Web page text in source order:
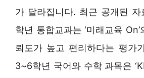
가 달라집니다. 최근 공개된 자
학년 통합교과는 ‘미래교육
뢰도가 높고 편리하다는 평가
3~6학년 국어와 수학 과목은